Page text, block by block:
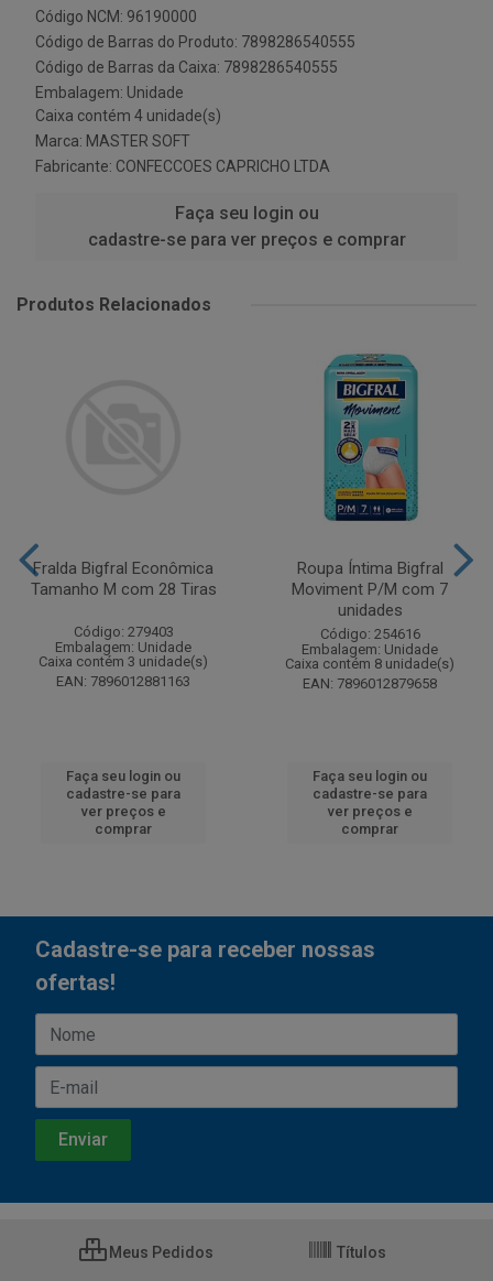
Código NCM: 96190000
Código de Barras do Produto: 7898286540555
Código de Barras da Caixa: 7898286540555
Embalagem: Unidade
Caixa contém 4 unidade(s)
Marca: MASTER SOFT
Fabricante: CONFECCOES CAPRICHO LTDA
Faça seu login ou
cadastre-se para ver preços e comprar
Produtos Relacionados
Fralda Bigfral Econômica
Tamanho M com 28 Tiras
Código: 279403
Embalagem: Unidade
Caixa contém 3 unidade(s)
EAN: 7896012881163
Faça seu login ou
cadastre-se para
ver preços e
comprar
Roupa Íntima Bigfral
Moviment P/M com 7
unidades
Código: 254616
Embalagem: Unidade
Caixa contém 8 unidade(s)
EAN: 7896012879658
Faça seu login ou
cadastre-se para
ver preços e
comprar
Cadastre-se para receber nossas
ofertas!
Meus Pedidos Títulos